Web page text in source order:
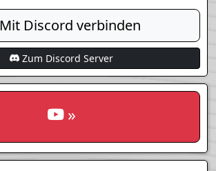
Mit Discord verbinden
Zum Discord Server
»